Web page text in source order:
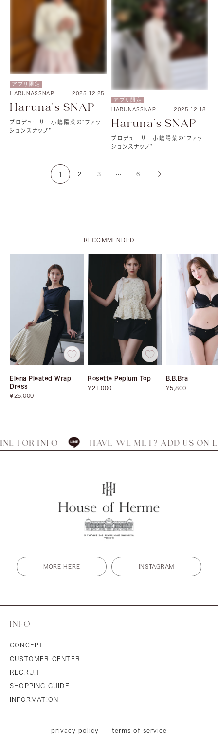
アプリ限定
HARUNASSNAP 2025.12.25
Haruna's SNAP
プロデューサー小嶋陽菜の“ファッ
ションスナップ”
アプリ限定
HARUNASSNAP 2025.12.18
Haruna's SNAP
プロデューサー小嶋陽菜の“ファッ
ションスナップ”
1 2 3 … 6
RECOMMENDED
Elena Pleated Wrap
Dress
Sale
¥26,000
Rosette Peplum Top
Sale
¥21,000
B.B.Bra
Sale
¥5,800
INFO HAVE WE MET? ADD US ON LINE
MORE HERE INSTAGRAM
INFO
CONCEPT
CUSTOMER CENTER
RECRUIT
SHOPPING GUIDE
INFORMATION
privacy policy terms of service